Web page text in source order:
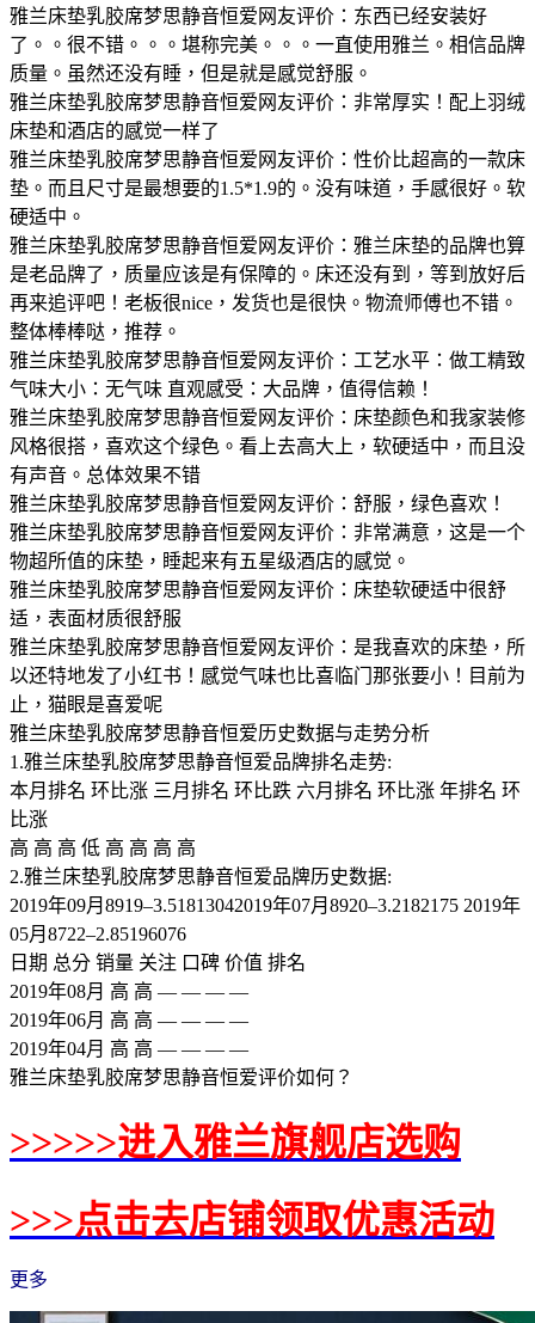
雅兰床垫乳胶席梦思静音恒爱网友评价：东西已经安装好
了。。很不错。。。堪称完美。。。一直使用雅兰。相信品牌
质量。虽然还没有睡，但是就是感觉舒服。
雅兰床垫乳胶席梦思静音恒爱网友评价：非常厚实！配上羽绒
床垫和酒店的感觉一样了
雅兰床垫乳胶席梦思静音恒爱网友评价：性价比超高的一款床
垫。而且尺寸是最想要的1.5*1.9的。没有味道，手感很好。软
硬适中。
雅兰床垫乳胶席梦思静音恒爱网友评价：雅兰床垫的品牌也算
是老品牌了，质量应该是有保障的。床还没有到，等到放好后
再来追评吧！老板很nice，发货也是很快。物流师傅也不错。
整体棒棒哒，推荐。
雅兰床垫乳胶席梦思静音恒爱网友评价：工艺水平：做工精致
气味大小：无气味 直观感受：大品牌，值得信赖！
雅兰床垫乳胶席梦思静音恒爱网友评价：床垫颜色和我家装修
风格很搭，喜欢这个绿色。看上去高大上，软硬适中，而且没
有声音。总体效果不错
雅兰床垫乳胶席梦思静音恒爱网友评价：舒服，绿色喜欢！
雅兰床垫乳胶席梦思静音恒爱网友评价：非常满意，这是一个
物超所值的床垫，睡起来有五星级酒店的感觉。
雅兰床垫乳胶席梦思静音恒爱网友评价：床垫软硬适中很舒
适，表面材质很舒服
雅兰床垫乳胶席梦思静音恒爱网友评价：是我喜欢的床垫，所
以还特地发了小红书！感觉气味也比喜临门那张要小！目前为
止，猫眼是喜爱呢
雅兰床垫乳胶席梦思静音恒爱历史数据与走势分析
1.雅兰床垫乳胶席梦思静音恒爱品牌排名走势:
本月排名 环比涨 三月排名 环比跌 六月排名 环比涨 年排名 环
比涨
高 高 高 低 高 高 高 高
2.雅兰床垫乳胶席梦思静音恒爱品牌历史数据:
2019年09月8919–3.51813042019年07月8920–3.2182175 2019年
05月8722–2.85196076
日期 总分 销量 关注 口碑 价值 排名
2019年08月 高 高 — — — —
2019年06月 高 高 — — — —
2019年04月 高 高 — — — —
雅兰床垫乳胶席梦思静音恒爱评价如何？
>>>>>进入雅兰旗舰店选购
>>>点击去店铺领取优惠活动
更多